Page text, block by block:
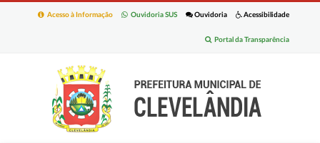
Acessibilidade
Ouvidoria
Ouvidoria SUS
Acesso à Informação
Portal da Transparência